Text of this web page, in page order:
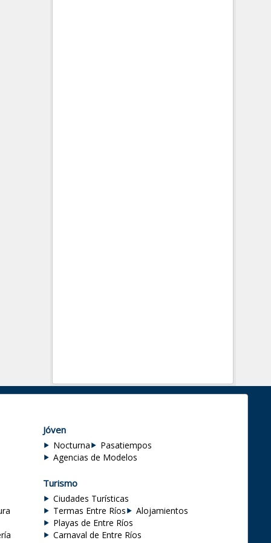
Jóven
Nocturna
Pasatiempos
Agencias de Modelos
Turismo
Ciudades Turísticas
Termas Entre Ríos
Alojamientos
Playas de Entre Ríos
Carnaval de Entre Ríos